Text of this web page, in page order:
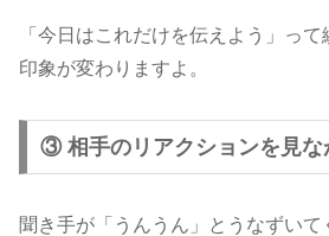
「今日はこれだけを伝えよう」って
印象が変わりますよ。
③ 相手のリアクションを見な
聞き手が「うんうん」とうなずいて